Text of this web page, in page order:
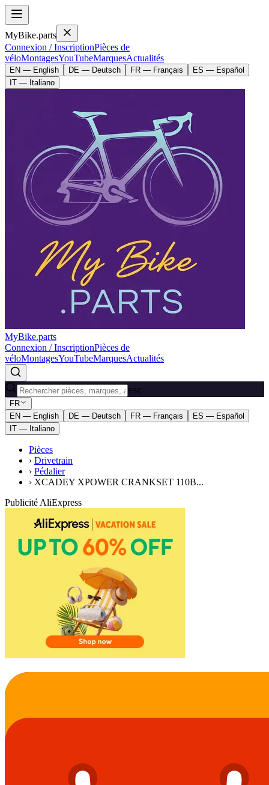
MyBike.parts
Connexion / InscriptionPièces de
véloMontagesYouTubeMarquesActualités
EN — English DE — Deutsch FR — Français
ES — Español
IT — Italiano
MyBike.parts
Connexion / InscriptionPièces de
véloMontagesYouTubeMarquesActualités
ESC
FR
EN — English
DE — Deutsch FR — Français
ES — Español
IT — Italiano
Pièces
› Drivetrain
› Pédalier
› XCADEY XPOWER CRANKSET 110B...
Publicité AliExpress